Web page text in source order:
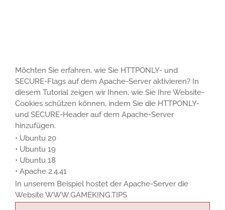
Möchten Sie erfahren, wie Sie HTTPONLY- und
SECURE-Flags auf dem Apache-Server aktivieren? In
diesem Tutorial zeigen wir Ihnen, wie Sie Ihre Website-
Cookies schützen können, indem Sie die HTTPONLY-
und SECURE-Header auf dem Apache-Server
hinzufügen.
• Ubuntu 20
• Ubuntu 19
• Ubuntu 18
• Apache 2.4.41
In unserem Beispiel hostet der Apache-Server die
Website WWW.GAMEKING.TIPS